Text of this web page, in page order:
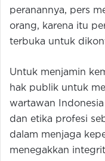
peranannya, pers
orang, karena itu
terbuka untuk
Untuk menjamin
hak publik untuk
wartawan
dan etika profesi
dalam menjaga
menegakkan